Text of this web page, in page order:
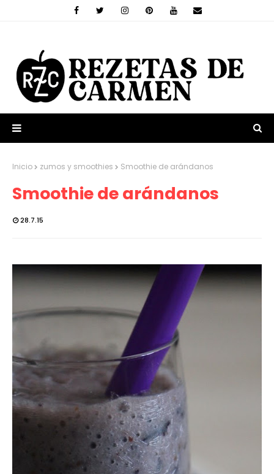
Inicio zumos y smoothies Smoothie de arándanos
Smoothie de arándanos
28.7.15